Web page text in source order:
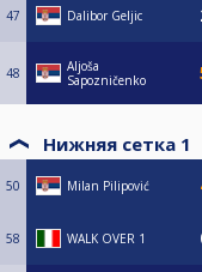
47 Dalibor Geljic
48
Aljoša
Sapozničenko
Нижняя сетка 1
50 Milan Pilipović
58 WALK OVER 1